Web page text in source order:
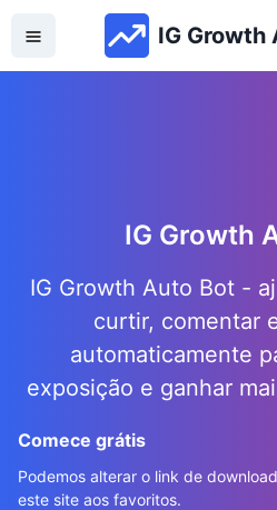
IG Growth
IG Growth
IG Growth Auto Bot -
curtir, comentar
automaticamente
exposição e ganhar
Comece grátis
Podemos alterar o link de
este site aos favoritos.